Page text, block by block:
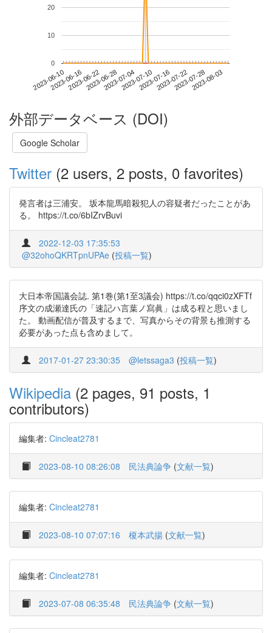
2023-06-102023-06-162023-06-222023-06-282023-07-042023-07-102023-07-162023-07-222023-07-282023-08-03
0
10
20
外部データベース (DOI)
Google Scholar
Twitter (2 users, 2 posts, 0 favorites)
発言者は三浦安。 坂本龍馬暗殺犯人の容疑者だったことがあ
る。 https://t.co/6bIZrvBuvi
2022-12-03 17:35:53
@32ohoQKRTpnUPAe (投稿一覧)
大日本帝国議会誌. 第1巻(第1至3議会) https://t.co/qqci0zXFTf
序文の成瀬達氏の「速記ハ言葉ノ寫眞」は成る程と思いまし
た。 動画配信が普及するまで、写真からその背景も推測する
必要があった点も含めまして。
2017-01-27 23:30:35 @letssaga3 (投稿一覧)
Wikipedia (2 pages, 91 posts, 1
contributors)
編集者: Cincleat2781
2023-08-10 08:26:08 民法典論争 (文献一覧)
編集者: Cincleat2781
2023-08-10 07:07:16 榎本武揚 (文献一覧)
編集者: Cincleat2781
2023-07-08 06:35:48 民法典論争 (文献一覧)